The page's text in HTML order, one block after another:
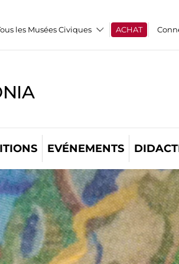
les Musées Civiques ACHAT
EVÉNEMENTS